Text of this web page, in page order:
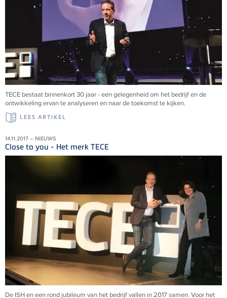
TECE bestaat binnenkort 30 jaar - een gelegenheid om het bedrijf en de
ontwikkeling ervan te analyseren en naar de toekomst te kijken.
LEES ARTIKEL
14.11.2017 – NIEUWS
Close to you - Het merk TECE
De ISH en een rond jubileum van het bedrijf vallen in 2017 samen. Voor het